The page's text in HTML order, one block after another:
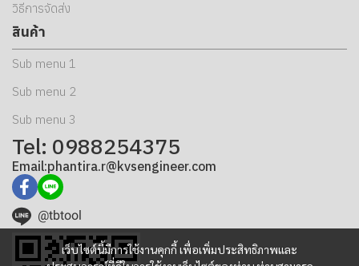
เว็บไซต์นี้มีการใช้งานคุกกี้ เพื่อเพิ่มประสิทธิภาพและ
วิธีการจัดส่ง
สินค้า
Sub menu 1
Sub menu 2
Sub menu 3
Tel: 0988254375
Email:phantira.r@kvsengineer.com
@tbtool